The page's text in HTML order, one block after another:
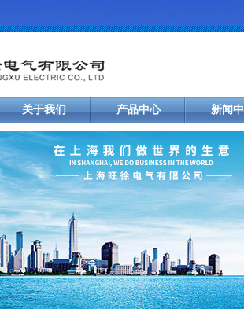
关于我们 产品中心 新闻